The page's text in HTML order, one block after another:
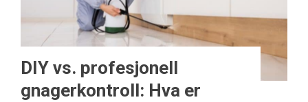
DIY vs. profesjonell
gnagerkontroll: Hva er